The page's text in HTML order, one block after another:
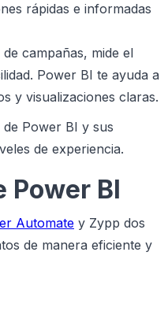
rápidas e informadas
campañas, mide el
Power BI te ayuda a
y visualizaciones claras.
Power BI y sus
de experiencia.
Power BI
Automate y Zypp dos
de manera eficiente y